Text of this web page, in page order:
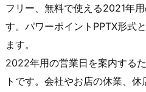
フリー、無料で使える2021年
す。パワーポイントPPTX形式
ます。
2022年用の営業日を案内する
トです。会社やお店の休業、